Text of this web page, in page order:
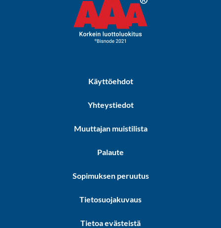
Käyttöehdot
Yhteystiedot
Muuttajan muistilista
Palaute
Sopimuksen peruutus
Tietosuojakuvaus
Tietoa evästeistä